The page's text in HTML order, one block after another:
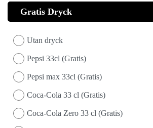
Gratis Dryck
Utan dryck
Pepsi 33cl (Gratis)
Pepsi max 33cl (Gratis)
Coca-Cola 33 cl (Gratis)
Coca-Cola Zero 33 cl (Gratis)